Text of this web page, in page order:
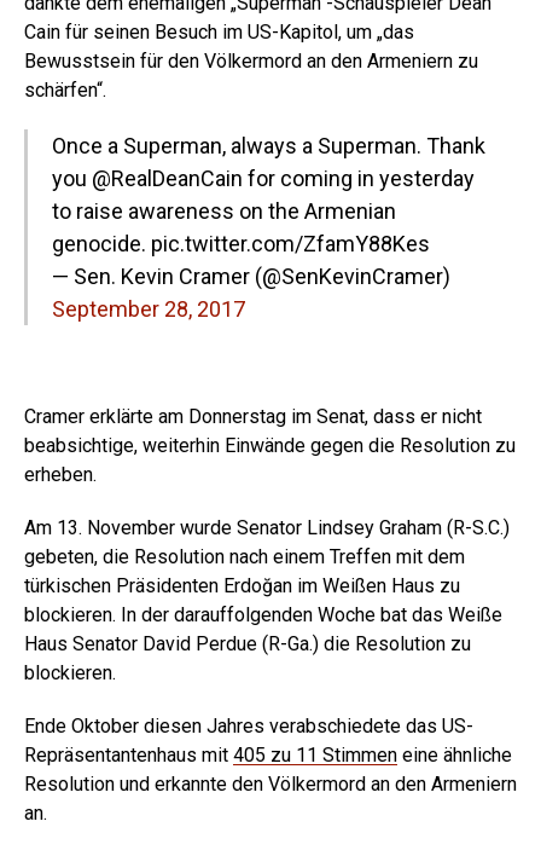
Cain für seinen Besuch im US-Kapitol, um „das
Bewusstsein für den Völkermord an den Armeniern zu
schärfen“.
Once a Superman, always a Superman. Thank
you @RealDeanCain for coming in yesterday
to raise awareness on the Armenian
genocide. pic.twitter.com/ZfamY88Kes
— Sen. Kevin Cramer (@SenKevinCramer)
September 28, 2017
Cramer erklärte am Donnerstag im Senat, dass er nicht
beabsichtige, weiterhin Einwände gegen die Resolution zu
erheben.
Am 13. November wurde Senator Lindsey Graham (R-S.C.)
gebeten, die Resolution nach einem Treffen mit dem
türkischen Präsidenten Erdoğan im Weißen Haus zu
blockieren. In der darauffolgenden Woche bat das Weiße
Haus Senator David Perdue (R-Ga.) die Resolution zu
blockieren.
Ende Oktober diesen Jahres verabschiedete das US-
Repräsentantenhaus mit 405 zu 11 Stimmen eine ähnliche
Resolution und erkannte den Völkermord an den Armeniern
an.